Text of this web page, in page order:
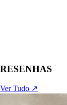
RESENHAS
Ver Tudo ↗